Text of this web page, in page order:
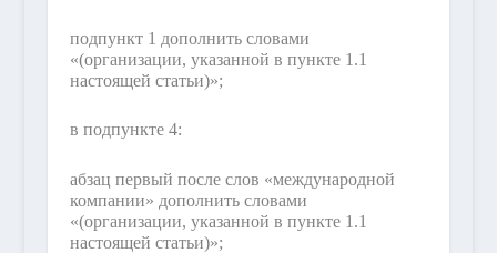
подпункт 1 дополнить словами
«(организации, указанной в пункте 1.1
настоящей статьи)»;
в подпункте 4:
абзац первый после слов «международной
компании» дополнить словами
«(организации, указанной в пункте 1.1
настоящей статьи)»;